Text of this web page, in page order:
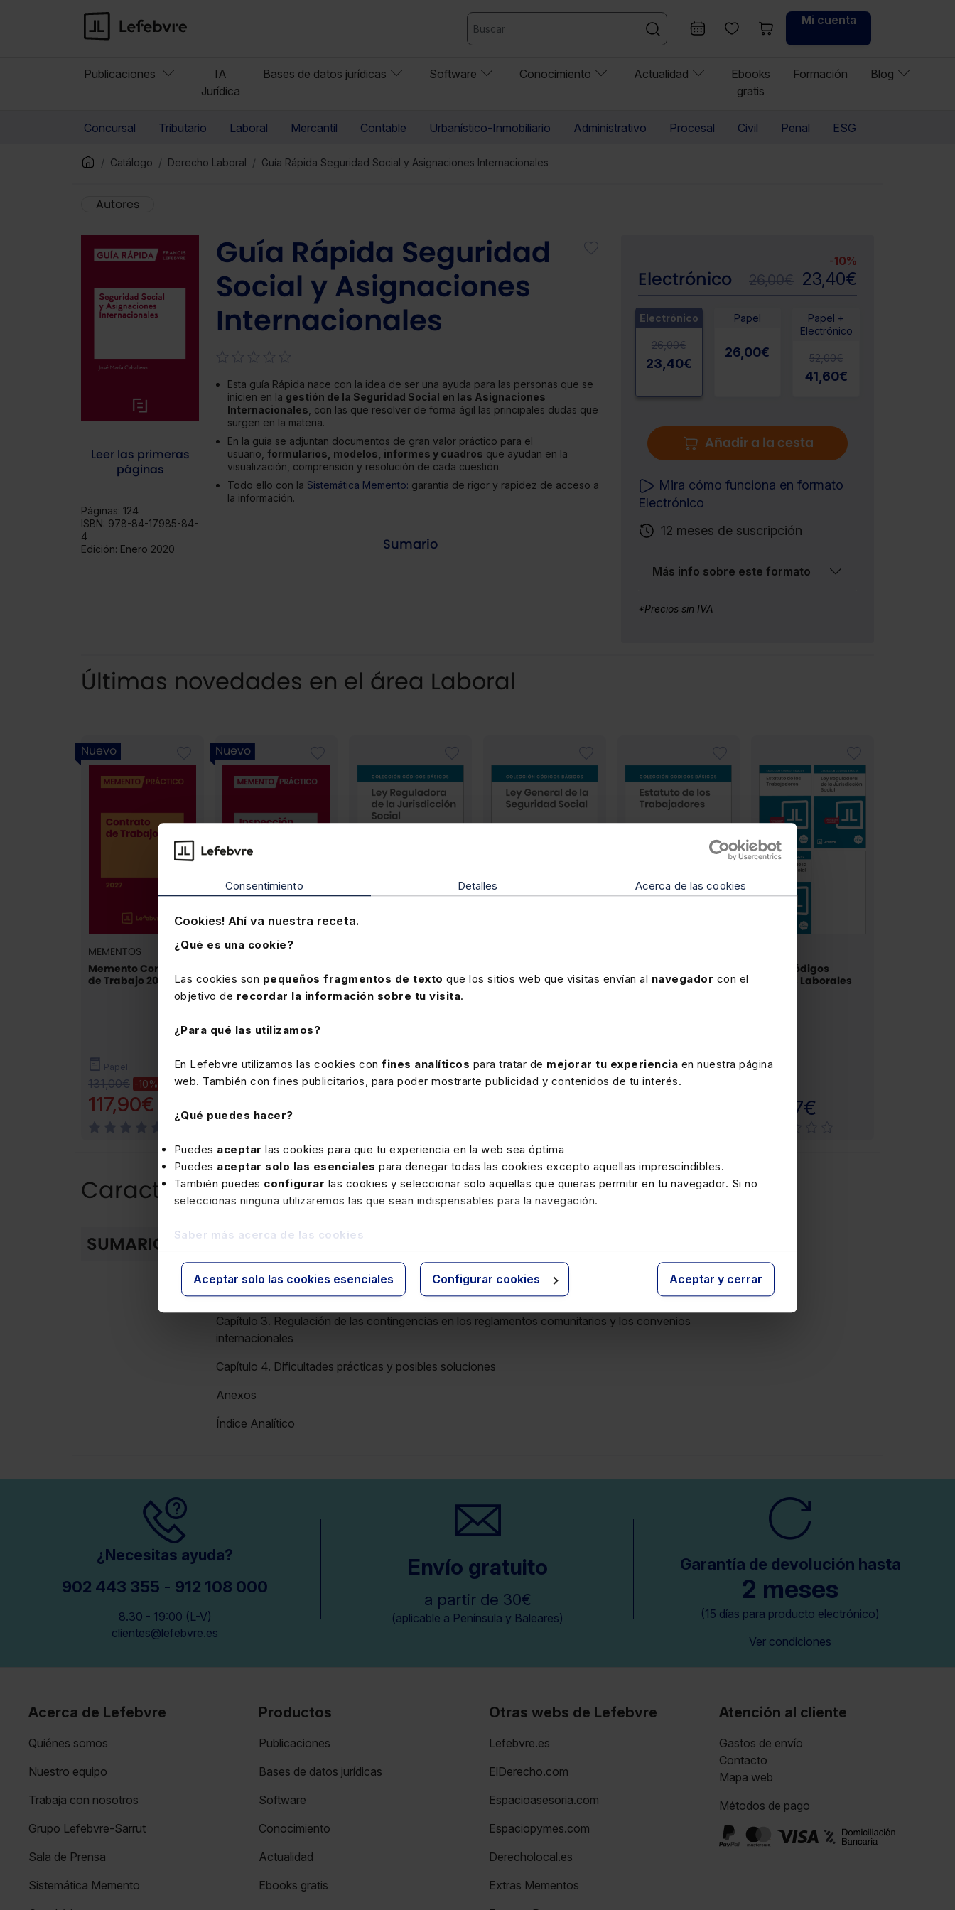
Consentimiento Detalles Acerca de las cookies
Cookies! Ahí va nuestra receta.
¿Qué es una cookie?
Las cookies son pequeños fragmentos de texto que los sitios web que visitas envían al navegador con el
objetivo de recordar la información sobre tu visita.
¿Para qué las utilizamos?
En Lefebvre utilizamos las cookies con fines analíticos para tratar de mejorar tu experiencia en nuestra página
web. También con fines publicitarios, para poder mostrarte publicidad y contenidos de tu interés.
¿Qué puedes hacer?
Puedes aceptar las cookies para que tu experiencia en la web sea óptima
Puedes aceptar solo las esenciales para denegar todas las cookies excepto aquellas imprescindibles.
También puedes configurar las cookies y seleccionar solo aquellas que quieras permitir en tu navegador. Si no
seleccionas ninguna utilizaremos las que sean indispensables para la navegación.
Saber más acerca de las cookies
Aceptar solo las cookies esenciales Configurar cookies Aceptar y cerrar
Mi cuenta
Publicaciones
IA
Jurídica
Bases de datos jurídicas Software Conocimiento Actualidad
Ebooks
gratis
Formación Blog
Concursal Tributario Laboral Mercantil Contable Urbanístico-Inmobiliario Administrativo Procesal Civil Penal ESG
Catálogo Derecho Laboral Guía Rápida Seguridad Social y Asignaciones Internacionales
Autores
Leer las primeras
páginas
Páginas: 124
ISBN: 978-84-17985-84-
4
Edición: Enero 2020
Guía Rápida Seguridad
Social y Asignaciones
Internacionales
Esta guía Rápida nace con la idea de ser una ayuda para las personas que se
inicien en la gestión de la Seguridad Social en las Asignaciones
Internacionales , con las que resolver de forma ágil las principales dudas que
surgen en la materia.
En la guía se adjuntan documentos de gran valor práctico para el
usuario, formularios, modelos, informes y cuadros que ayudan en la
visualización, comprensión y resolución de cada cuestión.
Todo ello con la Sistemática Memento: garantía de rigor y rapidez de acceso a
la información.
Sumario
Electrónico
-10%
26,00€ 23,40€
Electrónico
26,00€
23,40€
Papel
26,00€
Papel +
Electrónico
52,00€
41,60€
Añadir a la cesta
Mira cómo funciona en formato
Electrónico
12 meses de suscripción
Más info sobre este formato
*Precios sin IVA
Últimas novedades en el área Laboral
Nuevo
MEMENTOS
Memento Contrato
de Trabajo 2027
Papel
131,00€ -10%
117,90€
Nuevo
MEMENTOS
de Trabajo 2027-
2028
Papel
105,00€ -10%
Jurisdicción Social
Papel
Seguridad Social
Trabajadores
Pack Códigos
Básicos Laborales
19,57€
Características del producto
SUMARIO
Plan general
Capítulo 1. Introducción
Capítulo 2. Excepciones al principio de territorialidad
Capítulo 3. Regulación de las contingencias en los reglamentos comunitarios y los convenios
internacionales
Capítulo 4. Dificultades prácticas y posibles soluciones
Anexos
Índice Analítico
¿Necesitas ayuda?
902 443 355 - 912 108 000
8.30 - 19:00 (L-V)
clientes@lefebvre.es
Envío gratuito
a partir de 30€
(aplicable a Península y Baleares)
Garantía de devolución hasta
2 meses
(15 días para producto electrónico)
Ver condiciones
Acerca de Lefebvre
Quiénes somos
Nuestro equipo
Trabaja con nosotros
Grupo Lefebvre-Sarrut
Sala de Prensa
Sistemática Memento
Productos
Publicaciones
Bases de datos jurídicas
Software
Conocimiento
Actualidad
Ebooks gratis
Otras webs de Lefebvre
Lefebvre.es
ElDerecho.com
Espacioasesoria.com
Espaciopymes.com
Derecholocal.es
Extras Mementos
Atención al cliente
Gastos de envío
Contacto
Mapa web
Métodos de pago